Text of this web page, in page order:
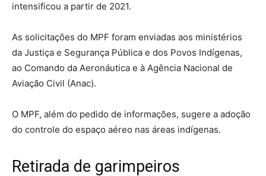
intensificou a partir de 2021.
As solicitações do MPF foram enviadas aos ministérios
da Justiça e Segurança Pública e dos Povos Indígenas,
ao Comando da Aeronáutica e à Agência Nacional de
Aviação Civil (Anac).
O MPF, além do pedido de informações, sugere a adoção
do controle do espaço aéreo nas áreas indígenas.
Retirada de garimpeiros